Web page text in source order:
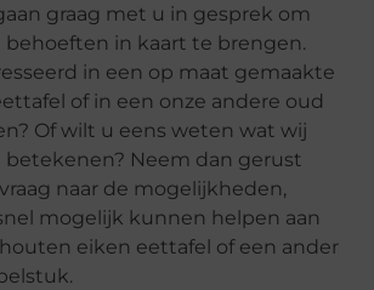
graag met u in gesprek om
behoeften in kaart te brengen.
in een op maat gemaakte
of in een onze andere oud
Of wilt u eens weten wat wij
Neem dan gerust
naar de mogelijkheden,
mogelijk kunnen helpen aan
eiken eettafel of een ander